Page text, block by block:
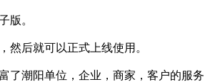
版。
然后就可以正式上线使用。
了潮阳单位，企业，商家，客户的服务